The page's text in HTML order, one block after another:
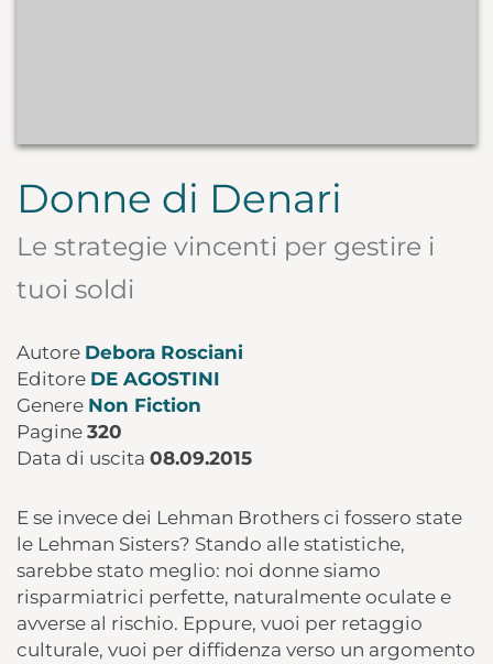
Donne di Denari
Le strategie vincenti per gestire i
tuoi soldi
Autore Debora Rosciani
Editore DE AGOSTINI
Genere Non Fiction
Pagine 320
Data di uscita 08.09.2015
E se invece dei Lehman Brothers ci fossero state
le Lehman Sisters? Stando alle statistiche,
sarebbe stato meglio: noi donne siamo
risparmiatrici perfette, naturalmente oculate e
avverse al rischio. Eppure, vuoi per retaggio
culturale, vuoi per diffidenza verso un argomento